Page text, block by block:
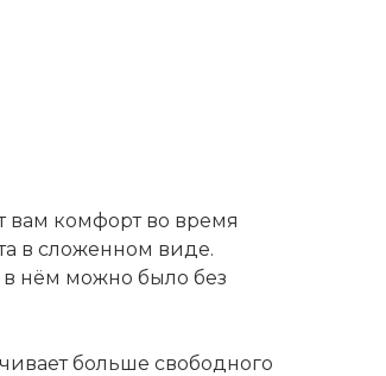
вам комфорт во время
в сложенном виде.
в нём можно было без
больше свободного